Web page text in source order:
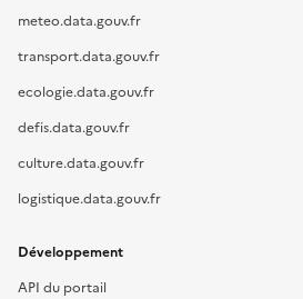
meteo.data.gouv.fr
transport.data.gouv.fr
ecologie.data.gouv.fr
defis.data.gouv.fr
culture.data.gouv.fr
logistique.data.gouv.fr
Développement
API du portail